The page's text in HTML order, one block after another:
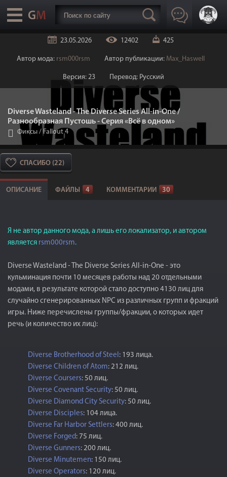
23.05.2026 12402 425
Автор мода: rsm000rsm Автор публикации: Max_Haswell
Версия: 23 Перевод: Русский
Diverse Wasteland - The Diverse Series All-in-One /
Разнообразная Пустошь - Серия «Всё в одном»
Фиксы /Fallout 4
СПАСИБО (22)
ОПИСАНИЕ ФАЙЛЫ 4 КОММЕНТАРИИ 30
Я не автор данного мода, а лишь его локализатор, и автором
является rsm000rsm.
Diverse Wasteland - The Diverse Series All-in-One - это
кульминация почти 10 месяцев работы над 20 отдельными
модами, в результате которой стало доступно 4130 лиц для
случайно сгенерированных NPC из различных групп и фракций
игры. Ниже перечислены группы/фракции, о которых идет
речь (и количество их лиц):
Diverse Brotherhood of Steel: 193 лица.
Diverse Children of Atom: 212 лиц.
Diverse Coursers: 50 лиц.
Diverse Covenant Security: 50 лиц.
Diverse Diamond City Security: 50 лиц.
Diverse Disciples: 104 лица.
Diverse Far Harbor Settlers: 400 лиц.
Diverse Forged: 75 лиц.
Diverse Gunners: 200 лиц.
Diverse Minutemen: 150 лиц.
Diverse Operators: 120 лиц.